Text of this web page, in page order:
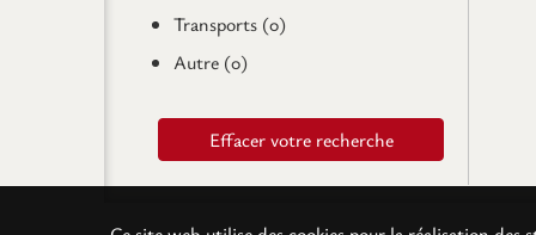
Transports (0)
Autre (0)
Effacer votre recherche